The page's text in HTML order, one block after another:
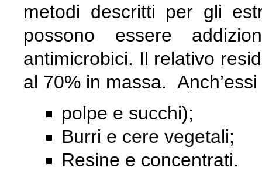
metodi descritti per gli
possono essere
antimicrobici. Il relativo
al 70% in massa.
polpe e succhi);
Burri e cere vegetali;
Resine e concentrati.